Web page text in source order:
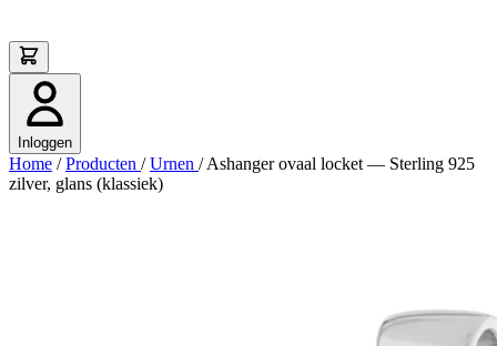
Inloggen
Home / Producten / Urnen / Ashanger ovaal locket — Sterling 925
zilver, glans (klassiek)